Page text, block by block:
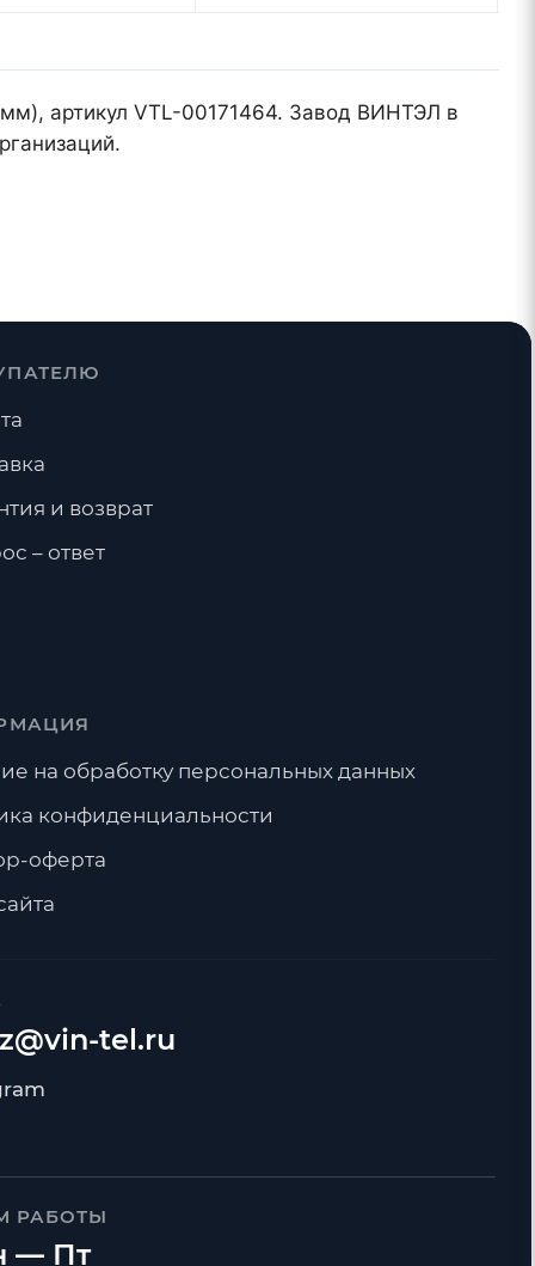
артикул VTL-00171464. Завод ВИНТЭЛ в
tel.ru
РАБОТЫ
— Пт
и возврат
– ответ
на обработку персональных данных
конфиденциальности
оферта